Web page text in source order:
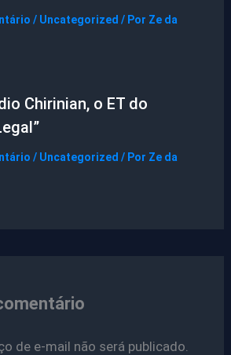
/ Uncategorized / Por Ze da
Chirinian, o ET do
/ Uncategorized / Por Ze da
de e-mail não será publicado.